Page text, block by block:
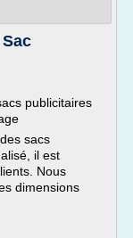
publicitaires
sacs
il est
Nous
dimensions